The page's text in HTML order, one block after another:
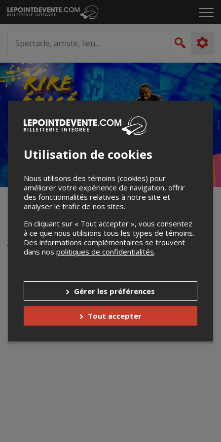
Passer
au
le
artiste,
lieu...
Steve Biko et Réginald
présentent: Rire Épicé
Votre recherche n'a retourné aucun
Utilisation de cookies
Nous utilisons des témoins (cookies) pour
améliorer votre expérience de navigation, offrir
des fonctionnalités relatives à notre site et
analyser le trafic de nos sites.
En cliquant sur « Tout accepter », vous consentez
à ce que nous utilisions tous les types de témoins.
Des informations complémentaires se trouvent
dans nos politiques de confidentialités.
Gérer les préférences
Tout accepter